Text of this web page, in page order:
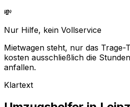
💸
Nur Hilfe, kein Vollservice
Mietwagen steht, nur das Trage-
kosten ausschließlich die
anfallen.
Klartext